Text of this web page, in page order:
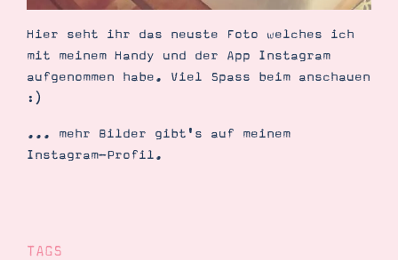
Hier seht ihr das neuste Foto welches ich
mit meinem Handy und der App Instagram
aufgenommen habe. Viel Spass beim anschauen
:)
... mehr Bilder gibt's auf meinem
Instagram-Profil.
TAGS